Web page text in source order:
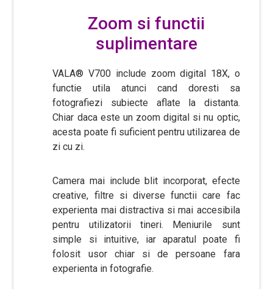
Zoom si functii
suplimentare
VALA® V700 include zoom digital 18X, o
functie utila atunci cand doresti sa
fotografiezi subiecte aflate la distanta.
Chiar daca este un zoom digital si nu optic,
acesta poate fi suficient pentru utilizarea de
zi cu zi.
Camera mai include blit incorporat, efecte
creative, filtre si diverse functii care fac
experienta mai distractiva si mai accesibila
pentru utilizatorii tineri. Meniurile sunt
simple si intuitive, iar aparatul poate fi
folosit usor chiar si de persoane fara
experienta in fotografie.